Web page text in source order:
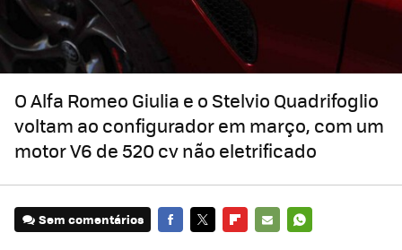
O Alfa Romeo Giulia e o Stelvio Quadrifoglio
voltam ao configurador em março, com um
motor V6 de 520 cv não eletrificado
Sem comentários